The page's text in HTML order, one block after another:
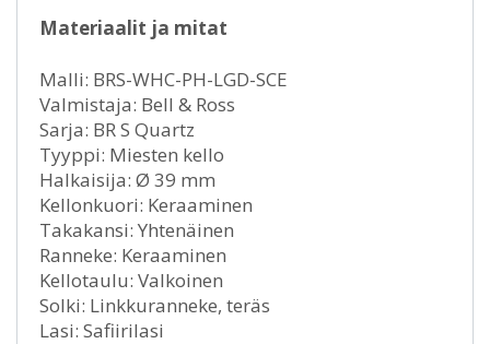
Materiaalit ja mitat
Malli: BRS-WHC-PH-LGD-SCE
Valmistaja: Bell & Ross
Sarja: BR S Quartz
Tyyppi: Miesten kello
Halkaisija: Ø 39 mm
Kellonkuori: Keraaminen
Takakansi: Yhtenäinen
Ranneke: Keraaminen
Kellotaulu: Valkoinen
Solki: Linkkuranneke, teräs
Lasi: Safiirilasi